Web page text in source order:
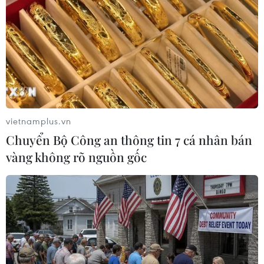
người tử vong
07/08/2026 01:48
Đảng Cộng hòa đề xuất dự luật trao
thêm thẩm quyền thuế quan cho ông
Trump
07/08/2026 00:33
Cựu Giám đốc Viện Quốc gia về Dị
ứng của Mỹ bị buộc tội khinh thường
Quốc hội
07/08/2026 00:25
Mexico triển khai hàng nghìn binh sỹ
vietnamplus.vn
Chuyển Bộ Công an thông tin 7 cá nhân bán
vàng không rõ nguồn gốc